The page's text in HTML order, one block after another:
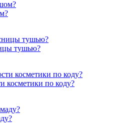
тушью?
косметики по коду?